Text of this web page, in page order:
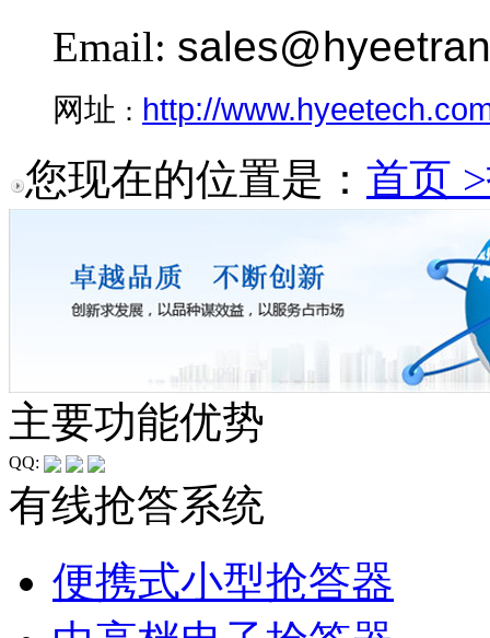
Email:
网址 ： http://
您现在的位置是： 首页 >
主要功能优势
QQ:
有线抢答系统
便携式小型抢答器